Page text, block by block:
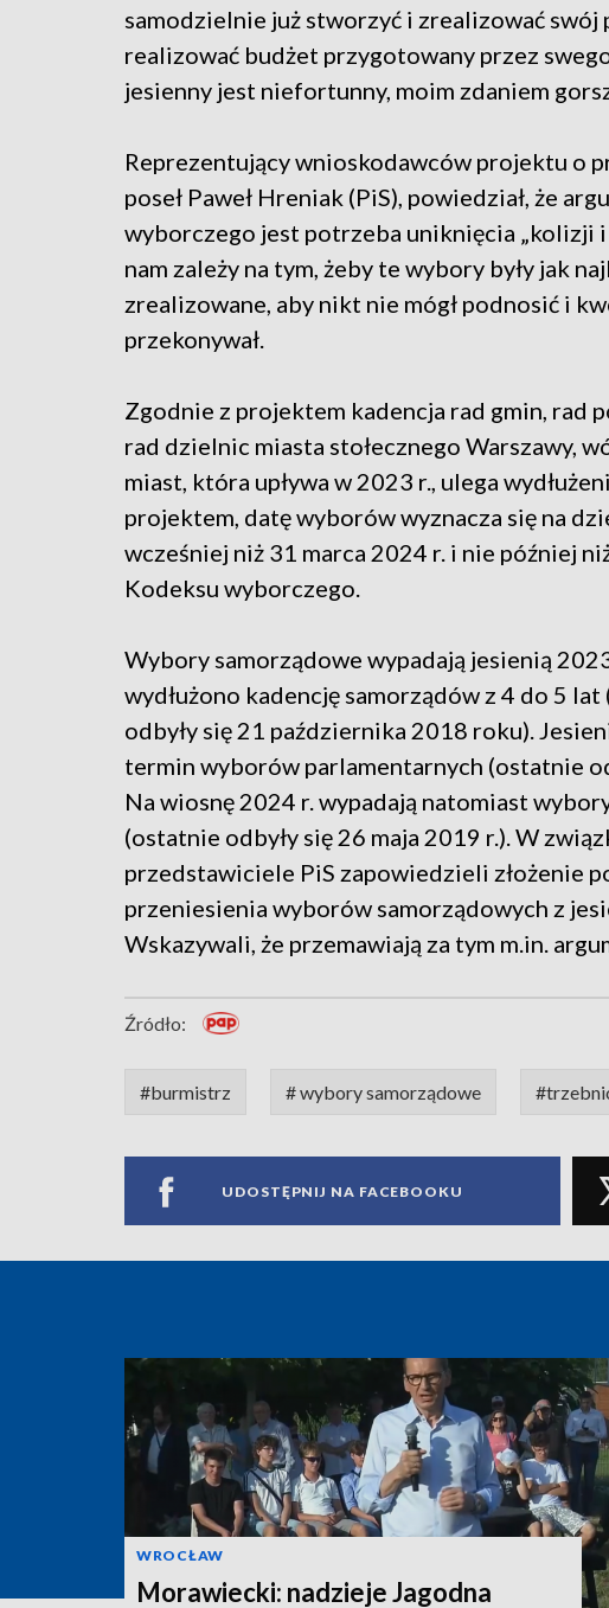
samodzielnie już stworzyć i zrealizować swój
realizować budżet przygotowany przez
jesienny jest niefortunny, moim zdaniem
Reprezentujący wnioskodawców projektu o
poseł Paweł Hreniak (PiS), powiedział, że
wyborczego jest potrzeba uniknięcia „kolizji i
nam zależy na tym, żeby te wybory były jak
zrealizowane, aby nikt nie mógł podnosić i
przekonywał.
Zgodnie z projektem kadencja rad gmin, rad
rad dzielnic miasta stołecznego Warszawy,
miast, która upływa w 2023 r., ulega
projektem, datę wyborów wyznacza się na
wcześniej niż 31 marca 2024 r. i nie później
Kodeksu wyborczego.
Wybory samorządowe wypadają jesienią
wydłużono kadencję samorządów z 4 do 5
odbyły się 21 października 2018 roku).
termin wyborów parlamentarnych (ostatnie
Na wiosnę 2024 r. wypadają natomiast
(ostatnie odbyły się 26 maja 2019 r.). W
przedstawiciele PiS zapowiedzieli złożenie
przeniesienia wyborów samorządowych z
Wskazywali, że przemawiają za tym m.in.
Źródło:
#burmistrz # wybory samorządowe
UDOSTĘPNIJ NA FACEBOOKU
WROCŁAW
Morawiecki: nadzieje Jagodna